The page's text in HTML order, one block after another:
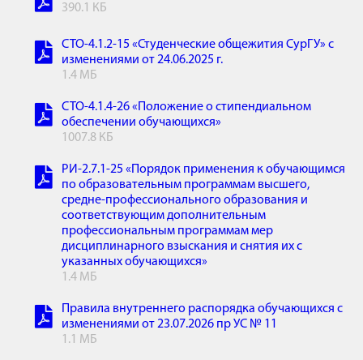
390.1 КБ
СТО-4.1.2-15 «Студенческие общежития СурГУ» с
изменениями от 24.06.2025 г.
1.4 МБ
СТО-4.1.4-26 «Положение о стипендиальном
обеспечении обучающихся»
1007.8 КБ
РИ-2.7.1-25 «Порядок применения к обучающимся
по образовательным программам высшего,
средне-профессионального образования и
соответствующим дополнительным
профессиональным программам мер
дисциплинарного взыскания и снятия их с
указанных обучающихся»
1.4 МБ
Правила внутреннего распорядка обучающихся с
изменениями от 23.07.2026 пр УС № 11
1.1 МБ